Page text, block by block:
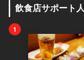
飲食店サポート
1